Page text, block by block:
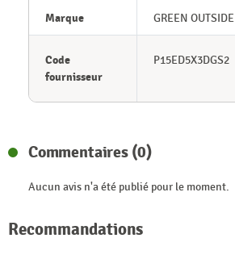
Marque GREEN OUTSIDE
Code
fournisseur
P15ED5X3DGS2
Commentaires (0)
Aucun avis n'a été publié pour le moment.
Recommandations